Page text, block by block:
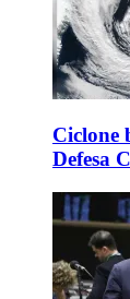
Ciclone
Defesa